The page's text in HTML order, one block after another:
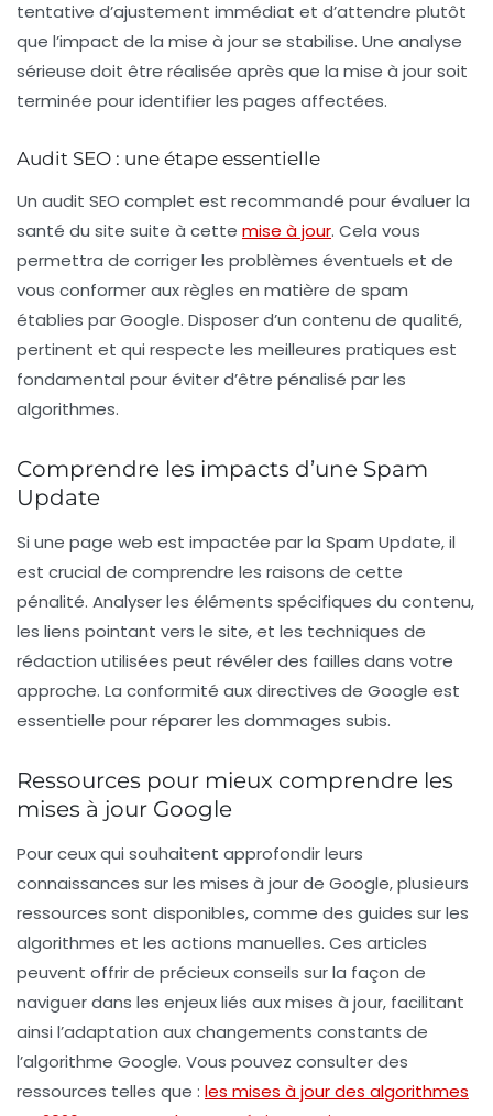
tentative d’ajustement immédiat et d’attendre plutôt
que l’impact de la mise à jour se stabilise. Une analyse
sérieuse doit être réalisée après que la mise à jour soit
terminée pour identifier les pages affectées.
Audit SEO : une étape essentielle
Un audit SEO complet est recommandé pour évaluer la
santé du site suite à cette mise à jour. Cela vous
permettra de corriger les problèmes éventuels et de
vous conformer aux règles en matière de spam
établies par Google. Disposer d’un contenu de qualité,
pertinent et qui respecte les meilleures pratiques est
fondamental pour éviter d’être pénalisé par les
algorithmes.
Comprendre les impacts d’une Spam
Update
Si une page web est impactée par la Spam Update, il
est crucial de comprendre les raisons de cette
pénalité. Analyser les éléments spécifiques du contenu,
les liens pointant vers le site, et les techniques de
rédaction utilisées peut révéler des failles dans votre
approche. La conformité aux directives de Google est
essentielle pour réparer les dommages subis.
Ressources pour mieux comprendre les
mises à jour Google
Pour ceux qui souhaitent approfondir leurs
connaissances sur les mises à jour de Google, plusieurs
ressources sont disponibles, comme des guides sur les
algorithmes et les actions manuelles. Ces articles
peuvent offrir de précieux conseils sur la façon de
naviguer dans les enjeux liés aux mises à jour, facilitant
ainsi l’adaptation aux changements constants de
l’algorithme Google. Vous pouvez consulter des
ressources telles que : les mises à jour des algorithmes